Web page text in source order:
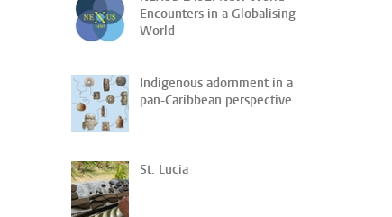
Encounters in a Globalising
World
Indigenous adornment in a
pan-Caribbean perspective
St. Lucia